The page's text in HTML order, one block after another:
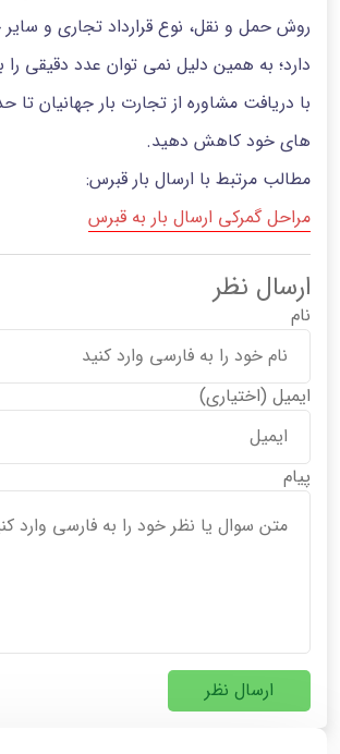
روش حمل و نقل، نوع قرارداد تجاری و
دارد؛ به همین دلیل نمی توان عدد دقیقی را
با دریافت مشاوره از تجارت بار جهانیان تا
های خود کاهش دهید.
مطالب مرتبط با ارسال بار قبرس:
مراحل گمرکی ارسال بار به قبرس
ارسال نظر
نام
ایمیل (اختیاری)
پیام
ارسال نظر